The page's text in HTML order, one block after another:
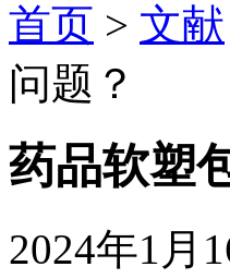
首页 > 文献
问题？
药品软塑
2024年1月